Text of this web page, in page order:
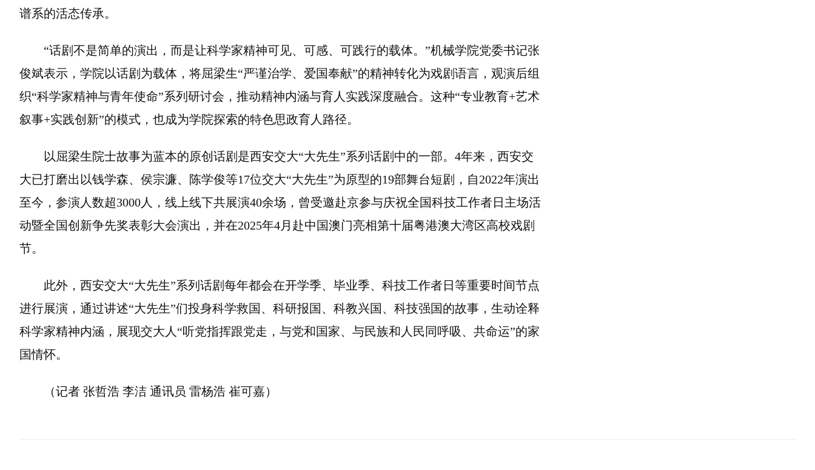
谱系的活态传承。
“话剧不是简单的演出，而是让科学家精神可见、可感、可践行的载体。”机械学院党委书记张
俊斌表示，学院以话剧为载体，将屈梁生“严谨治学、爱国奉献”的精神转化为戏剧语言，观演后组
织“科学家精神与青年使命”系列研讨会，推动精神内涵与育人实践深度融合。这种“专业教育+艺术
叙事+实践创新”的模式，也成为学院探索的特色思政育人路径。
以屈梁生院士故事为蓝本的原创话剧是西安交大“大先生”系列话剧中的一部。4年来，西安交
大已打磨出以钱学森、侯宗濂、陈学俊等17位交大“大先生”为原型的19部舞台短剧，自2022年演出
至今，参演人数超3000人，线上线下共展演40余场，曾受邀赴京参与庆祝全国科技工作者日主场活
动暨全国创新争先奖表彰大会演出，并在2025年4月赴中国澳门亮相第十届粤港澳大湾区高校戏剧
节。
此外，西安交大“大先生”系列话剧每年都会在开学季、毕业季、科技工作者日等重要时间节点
进行展演，通过讲述“大先生”们投身科学救国、科研报国、科教兴国、科技强国的故事，生动诠释
科学家精神内涵，展现交大人“听党指挥跟党走，与党和国家、与民族和人民同呼吸、共命运”的家
国情怀。
（记者 张哲浩 李洁 通讯员 雷杨浩 崔可嘉）